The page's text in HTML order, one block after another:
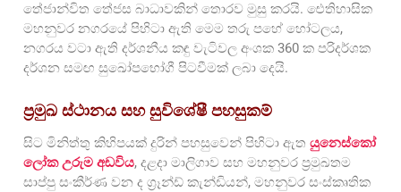
තේජාන්විත තේජස බාධාවකින් තොරව මුසු කරයි. ඓතිහාසික
මහනුවර නගරයේ පිහිටා ඇති මෙම තරු පහේ හෝටලය,
නගරය වටා ඇති දර්ශනීය කඳු වැටිවල අංශක 360 ක පරිදර්ශක
දර්ශන සමඟ සුඛෝපභෝගී පිටවීමක් ලබා දෙයි.
ප්‍රමුඛ ස්ථානය සහ සුවිශේෂී පහසුකම්
සිට මිනිත්තු කිහිපයක් දුරින් පහසුවෙන් පිහිටා ඇත යුනෙස්කෝ
ලෝක උරුම අඩවිය, දළදා මාලිගාව සහ මහනුවර ප්‍රමුඛතම
සාප්පු සංකීර්ණ වන ද ග්‍රෑන්ඩ් කැන්ඩියන්, මහනුවර සංස්කෘතික